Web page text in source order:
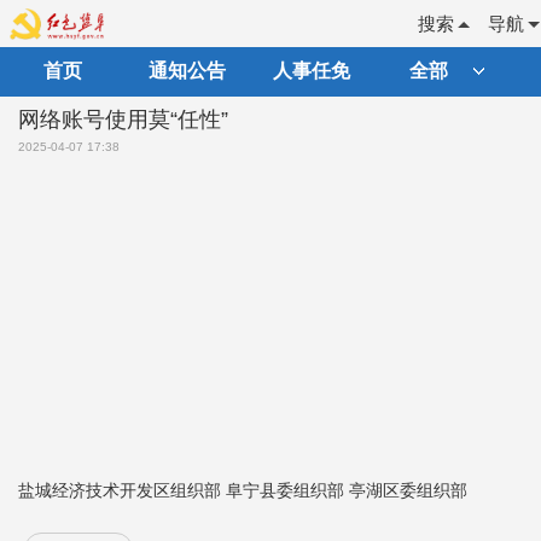
导航
搜索
首页 通知公告 人事任免 全部
网络账号使用莫“任性”
2025-04-07 17:38
盐城经济技术开发区组织部 阜宁县委组织部 亭湖区委组织部